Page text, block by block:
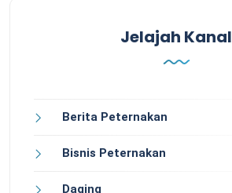
Jelajah Kanal
Berita Peternakan
Bisnis Peternakan
Daging